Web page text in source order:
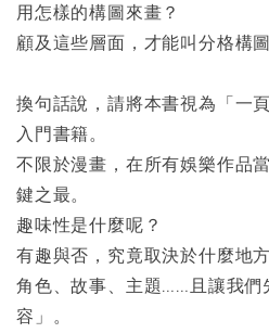
用怎樣的構圖來畫？
顧及這些層面，才能叫分格構
換句話說，請將本書視為「一
入門書籍。
不限於漫畫，在所有娛樂作品
鍵之最。
趣味性是什麼呢？
有趣與否，究竟取決於什麼地
角色、故事、主題……且讓我們
容」。